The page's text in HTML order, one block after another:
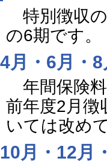
特別徴収の
の6期です。
4月・6月・8
年間保険
前年度2月徴
いては改め
10月・12月